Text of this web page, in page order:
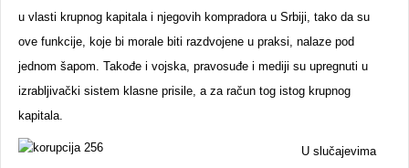
u vlasti krupnog kapitala i njegovih kompradora u Srbiji, tako da su
ove funkcije, koje bi morale biti razdvojene u praksi, nalaze pod
jednom šapom. Takođe i vojska, pravosuđe i mediji su upregnuti u
izrabljivački sistem klasne prisile, a za račun tog istog krupnog
kapitala.
U slučajevima